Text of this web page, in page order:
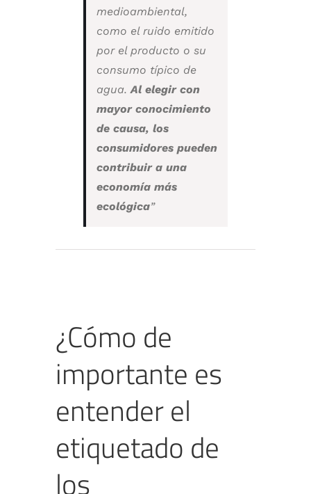
medioambiental,
como el ruido emitido
por el producto o su
consumo típico de
agua.Al elegir con
mayor conocimiento
de causa, los
consumidores pueden
contribuir a una
economía más
ecológica”
¿Cómo de
importante es
entender el
etiquetado de
los